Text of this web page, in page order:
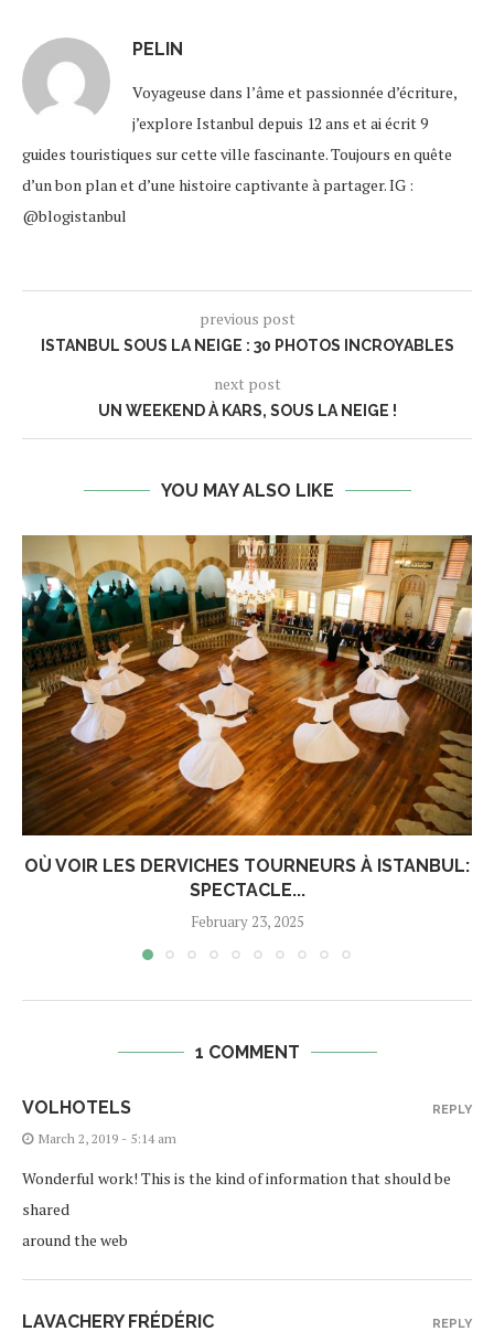
PELIN
Voyageuse dans l’âme et passionnée d’écriture,
j’explore Istanbul depuis 12 ans et ai écrit 9
guides touristiques sur cette ville fascinante. Toujours en quête
d’un bon plan et d’une histoire captivante à partager. IG :
@blogistanbul
previous post
ISTANBUL SOUS LA NEIGE : 30 PHOTOS INCROYABLES
next post
UN WEEKEND À KARS, SOUS LA NEIGE !
YOU MAY ALSO LIKE
OÙ VOIR LES DERVICHES TOURNEURS À ISTANBUL:
SPECTACLE...
February 23, 2025
1 COMMENT
VOLHOTELS
March 2, 2019 - 5:14 am
Wonderful work! This is the kind of information that should be
shared
around the web
REPLY
LAVACHERY FRÉDÉRIC REPLY